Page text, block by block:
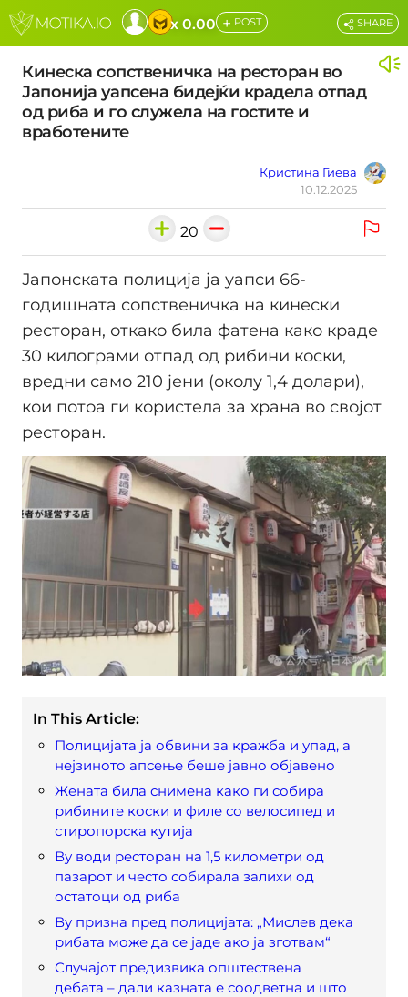
x 0.00 + POST
Кинеска сопственичка на ресторан во
Јапонија уапсена бидејќи крадела отпад
од риба и го служела на гостите и
вработените
Кристина Гиева
10.12.2025
SHARE
20
Јапонската полиција ја уапси 66-
годишната сопственичка на кинески
ресторан, откако била фатена како краде
30 килограми отпад од рибини коски,
вредни само 210 јени (околу 1,4 долари),
кои потоа ги користела за храна во својот
ресторан.
In This Article:
Полицијата ја обвини за кражба и упад, а
нејзиното апсење беше јавно објавено
Жената била снимена како ги собира
рибините коски и филе со велосипед и
стиропорска кутија
Ву води ресторан на 1,5 километри од
пазарот и често собирала залихи од
остатоци од риба
Ву призна пред полицијата: „Мислев дека
рибата може да се јаде ако ја зготвам“
Случајот предизвика општествена
дебата – дали казната е соодветна и што